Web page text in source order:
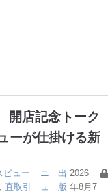
開店記念トーク
ーが仕掛ける新
ビュー
直取引
｜ ニ
ュ
出
版
2026
年8月7